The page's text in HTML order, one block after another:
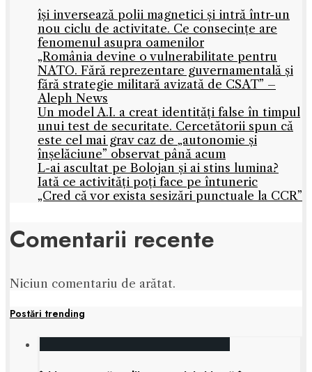
își inversează polii magnetici și intră într-un
nou ciclu de activitate. Ce consecințe are
fenomenul asupra oamenilor
„România devine o vulnerabilitate pentru
NATO. Fără reprezentare guvernamentală și
fără strategie militară avizată de CSAT” –
Aleph News
Un model A.I. a creat identități false în timpul
unui test de securitate. Cercetătorii spun că
este cel mai grav caz de „autonomie și
înșelăciune” observat până acum
L-ai ascultat pe Bolojan și ai stins lumina?
Iată ce activități poți face pe întuneric
„Cred că vor exista sesizări punctuale la CCR”
Comentarii recente
Niciun comentariu de arătat.
Postări trending